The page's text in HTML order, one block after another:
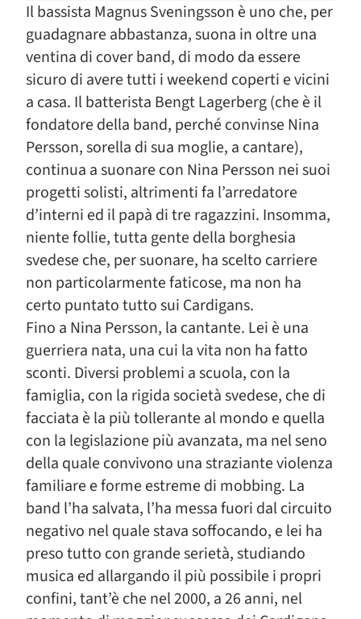
Il bassista Magnus Sveningsson è uno che, per
guadagnare abbastanza, suona in oltre una
ventina di cover band, di modo da essere
sicuro di avere tutti i weekend coperti e vicini
a casa. Il batterista Bengt Lagerberg (che è il
fondatore della band, perché convinse Nina
Persson, sorella di sua moglie, a cantare),
continua a suonare con Nina Persson nei suoi
progetti solisti, altrimenti fa l’arredatore
d’interni ed il papà di tre ragazzini. Insomma,
niente follie, tutta gente della borghesia
svedese che, per suonare, ha scelto carriere
non particolarmente faticose, ma non ha
certo puntato tutto sui Cardigans.
Fino a Nina Persson, la cantante. Lei è una
guerriera nata, una cui la vita non ha fatto
sconti. Diversi problemi a scuola, con la
famiglia, con la rigida società svedese, che di
facciata è la più tollerante al mondo e quella
con la legislazione più avanzata, ma nel seno
della quale convivono una straziante violenza
familiare e forme estreme di mobbing. La
band l’ha salvata, l’ha messa fuori dal circuito
negativo nel quale stava soffocando, e lei ha
preso tutto con grande serietà, studiando
musica ed allargando il più possibile i propri
confini, tant’è che nel 2000, a 26 anni, nel